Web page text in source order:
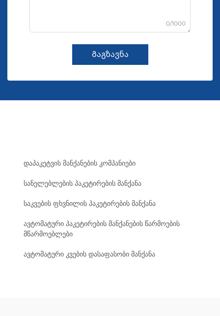
0/1000
Გაგზავნა
დაპაკეტვის მანქანების კომპანიები
სანელებლების პაკეტირების მანქანა
საკვების ფხვნილის პაკეტირების მანქანა
ავტომატური პაკეტირების მანქანების წარმოების
მწარმოებლები
ავტომატური კვების დასაფასობი მანქანა